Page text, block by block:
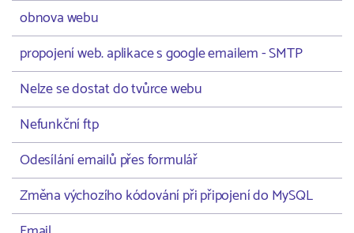
obnova webu
propojení web. aplikace s google emailem - SMTP
Nelze se dostat do tvůrce webu
Nefunkční ftp
Odesílání emailů přes formulář
Změna výchozího kódování při připojení do MySQL